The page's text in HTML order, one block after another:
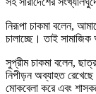
নিরূপা চাকমা বলেন,
চালাচ্ছে। তাই সামাজিক
সুপ্রীম চাকমা বলেন,
নিপীড়ন অব্যাহত
মোকবেলা করে এবং